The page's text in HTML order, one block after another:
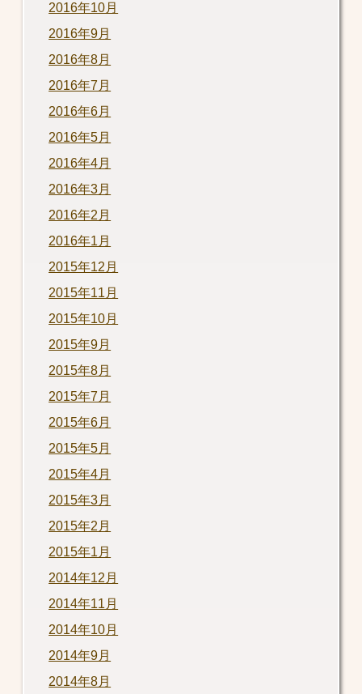
2016年10月
2016年9月
2016年8月
2016年7月
2016年6月
2016年5月
2016年4月
2016年3月
2016年2月
2016年1月
2015年12月
2015年11月
2015年10月
2015年9月
2015年8月
2015年7月
2015年6月
2015年5月
2015年4月
2015年3月
2015年2月
2015年1月
2014年12月
2014年11月
2014年10月
2014年9月
2014年8月